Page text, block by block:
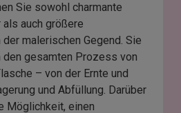
Sie sowohl charmante
auch größere
malerischen Gegend. Sie
den gesamten Prozess von
– von der Ernte und
und Abfüllung. Darüber
Möglichkeit, einen